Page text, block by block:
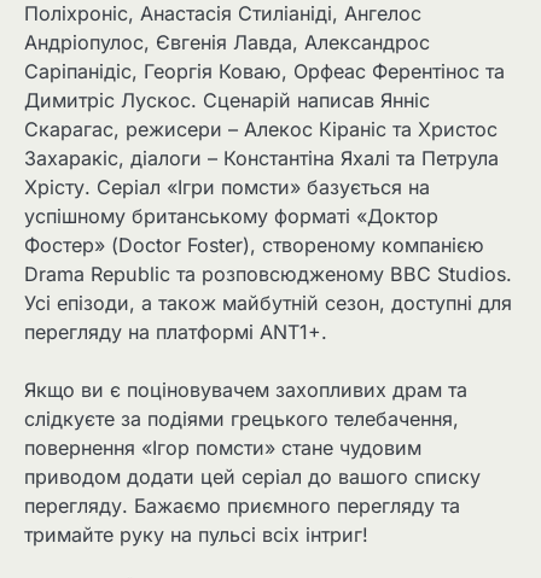
Поліхроніс, Анастасія Стиліаніді, Ангелос
Андріопулос, Євгенія Лавда, Александрос
Саріпанідіс, Георгія Коваю, Орфеас Ферентінос та
Димитріс Лускос. Сценарій написав Янніс
Скарагас, режисери – Алекос Кіраніс та Христос
Захаракіс, діалоги – Константіна Яхалі та Петрула
Хрісту. Серіал «Ігри помсти» базується на
успішному британському форматі «Доктор
Фостер» (Doctor Foster), створеному компанією
Drama Republic та розповсюдженому BBC Studios.
Усі епізоди, а також майбутній сезон, доступні для
перегляду на платформі ANT1+.
Якщо ви є поціновувачем захопливих драм та
слідкуєте за подіями грецького телебачення,
повернення «Ігор помсти» стане чудовим
приводом додати цей серіал до вашого списку
перегляду. Бажаємо приємного перегляду та
тримайте руку на пульсі всіх інтриг!